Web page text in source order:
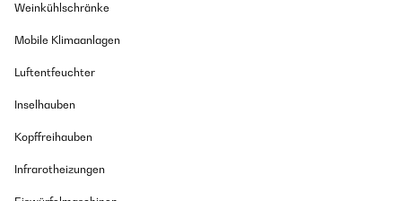
Weinkühlschränke
Mobile Klimaanlagen
Luftentfeuchter
Inselhauben
Kopffreihauben
Infrarotheizungen